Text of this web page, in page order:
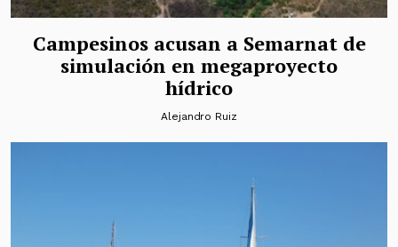
Campesinos acusan a Semarnat de
simulación en megaproyecto
hídrico
Alejandro Ruiz